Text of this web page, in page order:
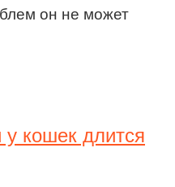
он не может
кошек длится